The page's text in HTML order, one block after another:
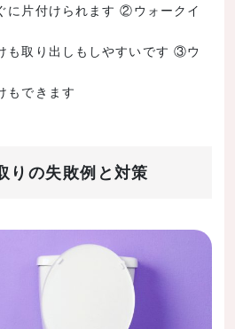
に片付けられます ②ウォークイ
も取り出しもしやすいです ③ウ
もできます
りの失敗例と対策